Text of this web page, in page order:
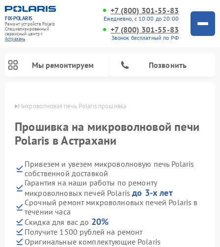
FIX-POLARIS
Ремонт устройств Polaris
Специализированный
cервисный центр г.
Астрахань
+7 (800) 301-55-83
Ежедневно, с 10:00 до 20:00
+7 (800) 301-55-83
Звонок бесплатный по РФ
Мы ремонтируем Позвонить
Микроволновая печь Polaris прошивка
Прошивка на микроволновой печи
Polaris в Астрахани
Привезем и увезем микроволновую печь Polaris
собственной доставкой
Гарантия на наши работы по ремонту
микроволновых печей Polarisдо 3-х лет
Срочный ремонт микроволновых печей Polaris в
течении часа
Скидка для вас до 20%
Получите 1500 рублей на ремонт
Оригинальные комплектующие Polaris